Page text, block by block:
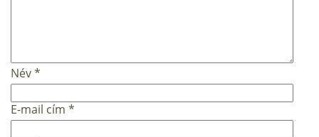
Név*
E-mail cím *